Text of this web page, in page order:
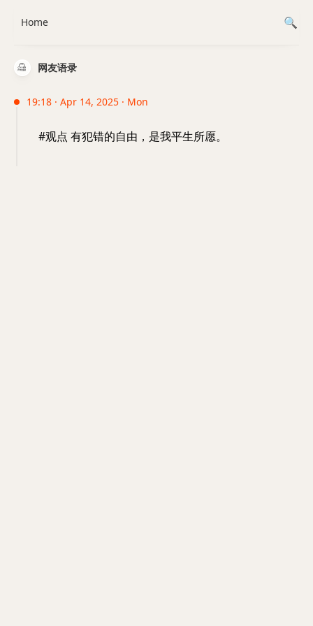
网友语录
19:18 · Apr 14, 2025 · Mon
#观点 有犯错的自由，是我平生所愿。
Home